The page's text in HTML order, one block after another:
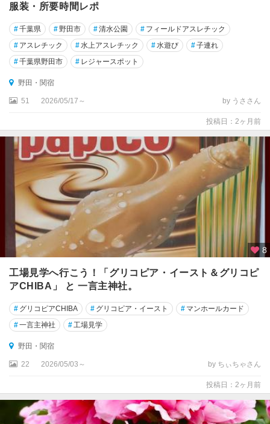
葉
幕
張
市
原
木
津
・
九
十
里
・
子
渓
服装・所要時間レポ
#千葉県 #野田市 #清水公園 # フィールドアスレチック
# アスレチック #水上アスレチック #水遊び #子連れ
#千葉県野田市 # レジャースポット
野田・関宿
51 2026/05/17～ by うささん
投稿日：2ヶ月前
8
工場見学へ行こう！「グリコピア・イースト＆グリコピ
アCHIBA」 と 一言主神社。
# グリコピアCHIBA # グリコピア・イースト # マンホールカード
#一言主神社 #工場見学
野田・関宿
22 2026/05/03～ by ちぃちゃさん
投稿日：2ヶ月前